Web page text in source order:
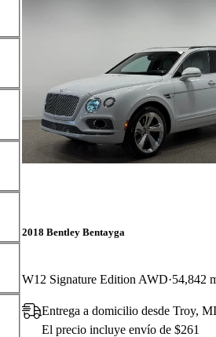
2018 Bentley Bentayga
W12 Signature Edition AWD 54,842
Entrega a domicilio desde Troy, MI
El precio incluye envío de $261